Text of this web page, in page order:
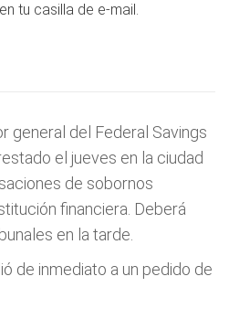
tu casilla de e-mail.
general del Federal Savings
el jueves en la ciudad
de sobornos
financiera. Deberá
en la tarde.
de inmediato a un pedido de